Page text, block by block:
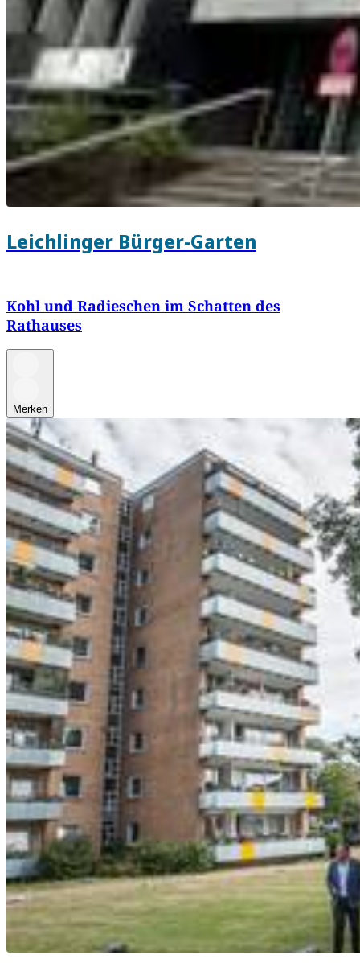
Leichlinger Bürger-Garten
Kohl und Radieschen im Schatten des
Rathauses
Merken